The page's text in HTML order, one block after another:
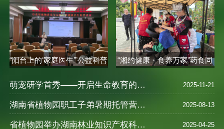
“阳台上的‘家庭医生’”公益科普
“湘约健康・食养万家”药食同
萌宠研学首秀——开启生命教育的奇妙之旅 2025-11-21
湖南省植物园职工子弟暑期托管营圆满落幕 ——探索自然奥秘，乐享缤纷暑假 2025-08-13
省植物园举办湖南林业知识产权科普宣教活动 2025-04-25